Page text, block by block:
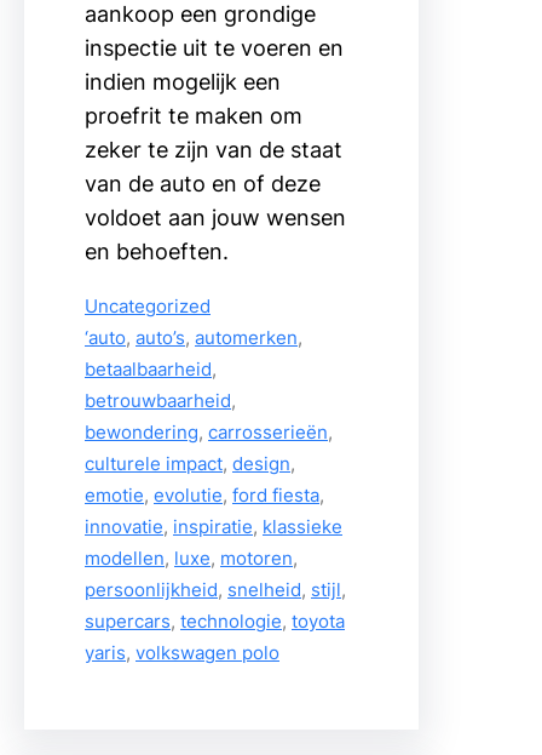
aankoop een grondige
inspectie uit te voeren en
indien mogelijk een
proefrit te maken om
zeker te zijn van de staat
van de auto en of deze
voldoet aan jouw wensen
en behoeften.
Uncategorized
‘auto, auto’s, automerken
betaalbaarheid
betrouwbaarheid
bewondering, carrosserieën
culturele impact, design
emotie, evolutie, ford fiesta
innovatie, inspiratie, klassieke
modellen, luxe, motoren
persoonlijkheid, snelheid, stijl
supercars, technologie, toyota
yaris, volkswagen polo